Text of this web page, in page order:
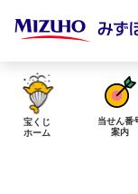
み
宝くじ
ホーム
当せん番
案内